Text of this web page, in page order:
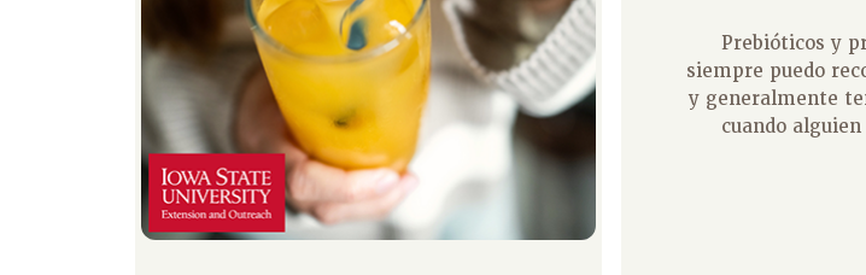
Prebióticos y
siempre puedo
y generalmente
cuando